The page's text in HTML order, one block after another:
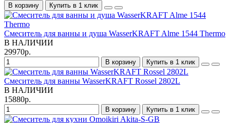
В корзину Купить в 1 клик
Смеситель для ванны и душа WasserKRAFT Alme 1544 Thermo
В НАЛИЧИИ
29970р.
В корзину Купить в 1 клик
Смеситель для ванны WasserKRAFT Rossel 2802L
В НАЛИЧИИ
15880р.
В корзину Купить в 1 клик